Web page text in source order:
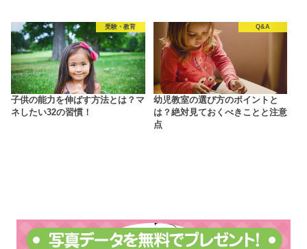
受験・教育
子供の能力を伸ばす方法とは？マ
ネしたい32の習慣！
Q&A
幼児教室の選び方のポイントと
は？絶対見ておくべきことと注意
点